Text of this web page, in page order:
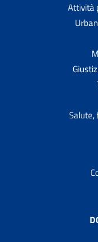
Attività
Salute,